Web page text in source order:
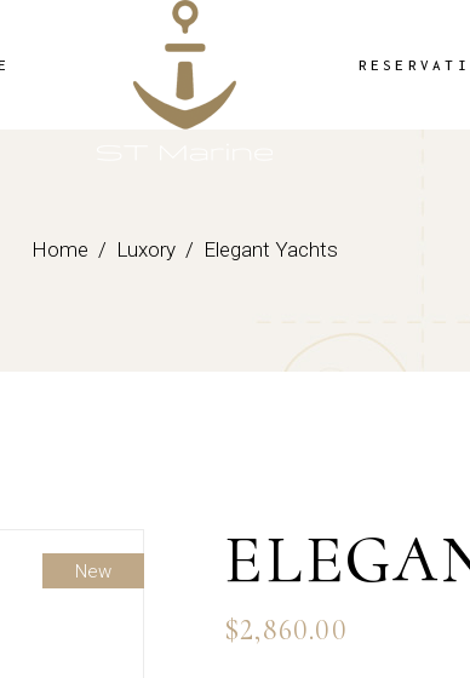
Home Luxory Elegant Yachts
New
$2,860.00